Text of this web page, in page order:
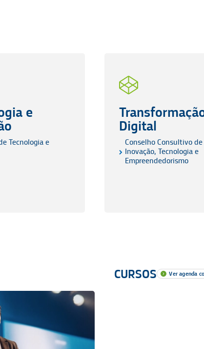
e
Tecnologia e
Digital
Conselho Consultivo de
Inovação, Tecnologia e
Empreendedorismo
CURSOS Ver agenda